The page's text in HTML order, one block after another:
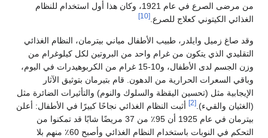
من مرضى الصرع في عام 1921، وكان هذا أول استخدام للنظام
الغذائي الكيتوني كعلاج للصرع. [10]
وقد صاغ زميل وايلدر، طبيب الأطفال مياني بيترمان، النظام الغذائي
التقليدي الذي يتكون من غرام واحد من البروتين لكل كيلوغرام من
وزن الجسم لدى الأطفال، و10-15 غرام من الكربوهيدرات في اليوم،
وباقي السعرات الحرارية من الدهون. قام بتيرمان بتوثيق الآثار
الإيجابية مثل (تحسين اليقظة والسلوك والنوم) والتأثيرات الضائرة مثل
(الغثيان والقيء). [2]
أثبت النظام الغذائي نجاحًا كبيرًا في الأطفال: أعلن
بيترمان في عام 1925 أن 95٪ من 37 مريضًا شابًا قد تمكنوا من
التحكم في النوبات باستخدام النظام الغذائي وأصبح 60٪ منهم بلا